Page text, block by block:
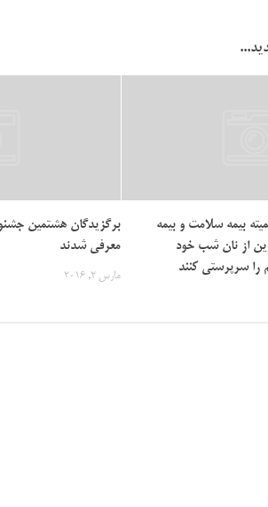
بیمه سلامت و بیمه
از نان شب خود
را سرپرستی کنند
برگزیدگان هشتمین
معرفی شدند
مارس 2, 2016